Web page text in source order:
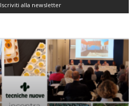
Iscriviti alla newsletter